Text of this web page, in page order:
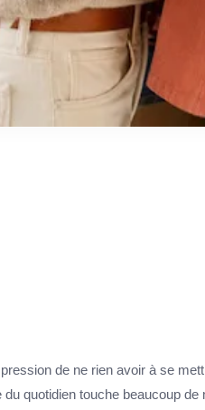
de ne rien avoir à se
du quotidien touche beaucoup